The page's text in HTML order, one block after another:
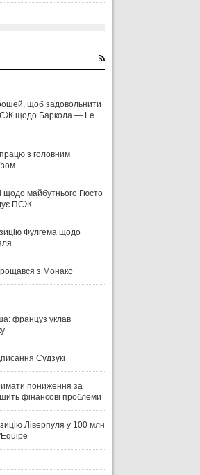
щоб задовольнити
щодо Баркола — Le
з головним
щодо майбутнього Гюсто
ПСЖ
Фулгема щодо
з Монако
француз уклав
Судзукі
пониження за
фінансові проблеми
Ліверпуля у 100 млн